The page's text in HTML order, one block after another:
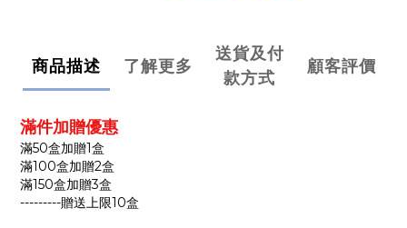
商品描述 了解更多
送貨及付
款方式
顧客評價
滿件加贈優惠
滿50盒加贈1盒
滿100盒加贈2盒
滿150盒加贈3盒
---------贈送上限10盒